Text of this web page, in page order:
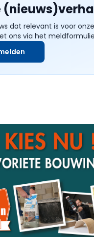
dat relevant is voor
ons via het